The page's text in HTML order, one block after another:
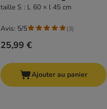
taille S : L 60 × l 45 cm
25,99 €
Avis: 5/5 (3)
Ajouter au panier